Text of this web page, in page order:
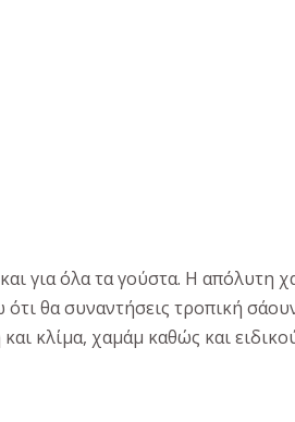
για όλα τα γούστα. Η απόλυτη
θα συναντήσεις τροπική
κλίμα, χαμάμ καθώς και